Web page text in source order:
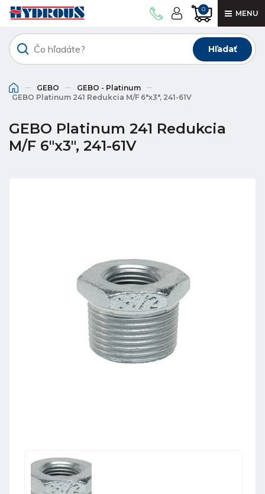
0 MENU
Hľadať
GEBO
GEBO - Platinum
GEBO Platinum 241 Redukcia M/F 6"x3", 241-61V
GEBO Platinum 241 Redukcia
M/F 6"x3", 241-61V